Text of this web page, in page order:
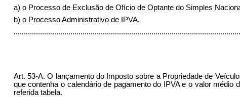
a) o Processo de Exclusão de Ofício de Optante do Simples
b) o Processo Administrativo de IPVA.
Art. 53-A. O lançamento do Imposto sobre a Propriedade de
que contenha o calendário de pagamento do IPVA e o valor
referida tabela.